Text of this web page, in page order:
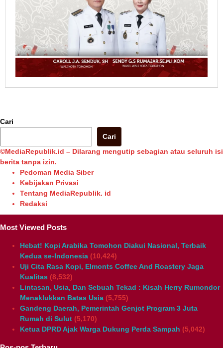
Cari
Cari
©MediaRepublik.id – Dilarang mengutip sebagian atau seluruh isi
berita tanpa izin.
Pedoman Media Siber
Kebijakan Privasi
Tentang MediaRepublik. id
Redaksi
Most Viewed Posts
Hebat! Kopi Arabika Tomohon Diakui Nasional, Terbaik
Kedua se-Indonesia (10,424)
Uji Cita Rasa Kopi, Elmonts Coffee And Roastery Jaga
Kualitas (8,532)
Lintasan, Usia, Dan Sebuah Tekad : Kisah Herry Rumondor
Menaklukkan Batas Usia (5,755)
Gandeng Daerah, Pemerintah Genjot Program 3 Juta
Rumah di Sulut (5,170)
Ketua DPRD Ajak Warga Dukung Perda Sampah (5,042)